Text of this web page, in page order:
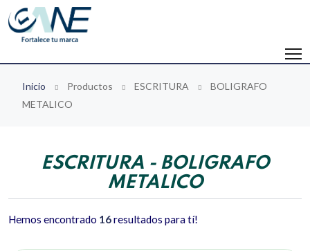
Inicio Productos ESCRITURA
BOLIGRAFO
METALICO
ESCRITURA - BOLIGRAFO
METALICO
Hemos encontrado 16resultados para tí!